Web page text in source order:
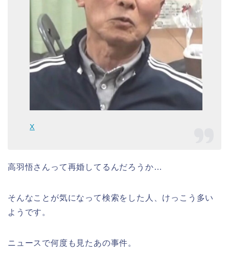
X
高羽悟さんって再婚してるんだろうか…
そんなことが気になって検索をした人、けっこう多い
ようです。
ニュースで何度も見たあの事件。